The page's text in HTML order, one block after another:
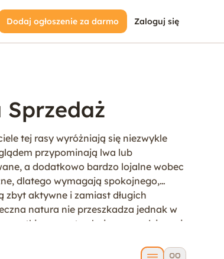
Dodaj ogłoszenie za darmo Zaloguj się
Sprzedaż
tej rasy wyróżniają się niezwykle
przypominają lwa lub
a dodatkowo bardzo lojalne wobec
dlatego wymagają spokojnego,
zbyt aktywne i zamiast długich
natura nie przeszkadza jednak w
psy potrzebują one codziennej
się świetnie zarówno w
długą sierść, pielęgnacja tej rasy jest